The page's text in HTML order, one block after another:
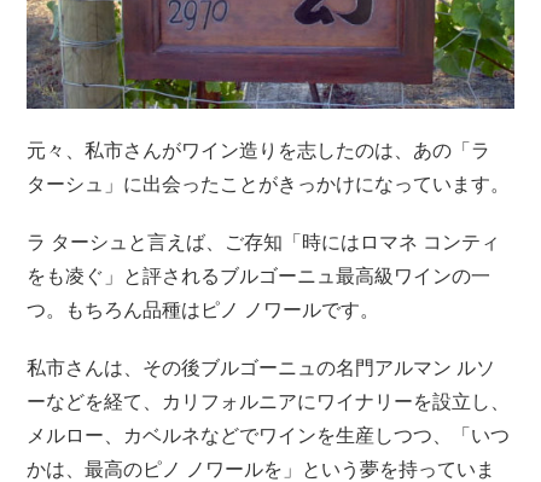
元々、私市さんがワイン造りを志したのは、あの「ラ
ターシュ」に出会ったことがきっかけになっています。
ラ ターシュと言えば、ご存知「時にはロマネ コンティ
をも凌ぐ」と評されるブルゴーニュ最高級ワインの一
つ。もちろん品種はピノ ノワールです。
私市さんは、その後ブルゴーニュの名門アルマン ルソ
ーなどを経て、カリフォルニアにワイナリーを設立し、
メルロー、カベルネなどでワインを生産しつつ、「いつ
かは、最高のピノ ノワールを」という夢を持っていま